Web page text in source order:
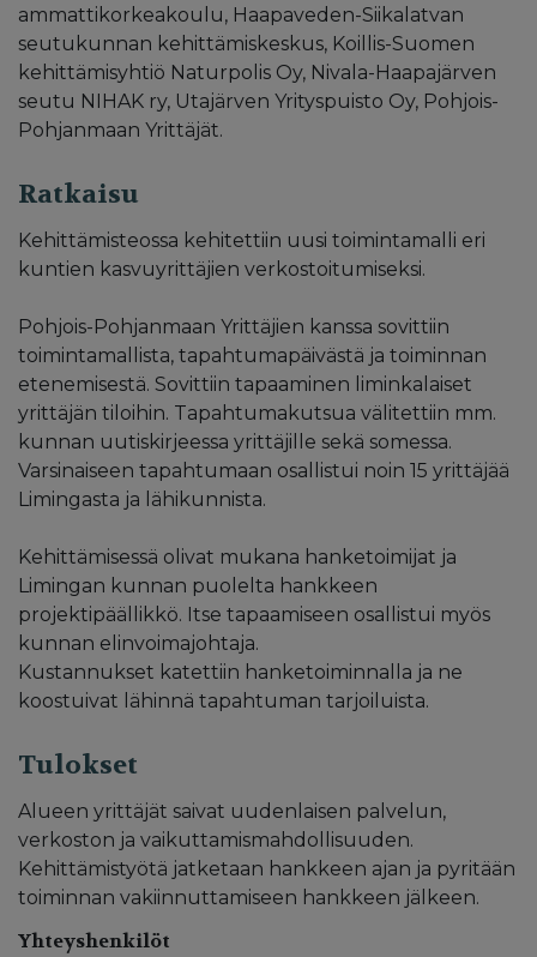
ammattikorkeakoulu, Haapaveden-Siikalatvan
seutukunnan kehittämiskeskus, Koillis-Suomen
kehittämisyhtiö Naturpolis Oy, Nivala-Haapajärven
seutu NIHAK ry, Utajärven Yrityspuisto Oy, Pohjois-
Pohjanmaan Yrittäjät.
Ratkaisu
Kehittämisteossa kehitettiin uusi toimintamalli eri
kuntien kasvuyrittäjien verkostoitumiseksi.
Pohjois-Pohjanmaan Yrittäjien kanssa sovittiin
toimintamallista, tapahtumapäivästä ja toiminnan
etenemisestä. Sovittiin tapaaminen liminkalaiset
yrittäjän tiloihin. Tapahtumakutsua välitettiin mm.
kunnan uutiskirjeessa yrittäjille sekä somessa.
Varsinaiseen tapahtumaan osallistui noin 15 yrittäjää
Limingasta ja lähikunnista.
Kehittämisessä olivat mukana hanketoimijat ja
Limingan kunnan puolelta hankkeen
projektipäällikkö. Itse tapaamiseen osallistui myös
kunnan elinvoimajohtaja.
Kustannukset katettiin hanketoiminnalla ja ne
koostuivat lähinnä tapahtuman tarjoiluista.
Tulokset
Alueen yrittäjät saivat uudenlaisen palvelun,
verkoston ja vaikuttamismahdollisuuden.
Kehittämistyötä jatketaan hankkeen ajan ja pyritään
toiminnan vakiinnuttamiseen hankkeen jälkeen.
Yhteyshenkilöt